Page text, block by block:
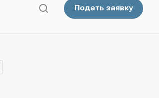
Подать заявку